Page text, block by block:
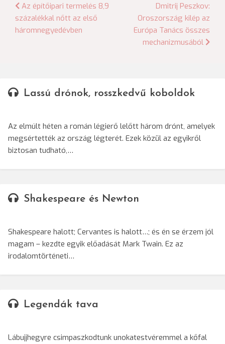
Bejegyzés
navigáció
Az építőipari termelés 8,9
százalékkal nőtt az első
háromnegyedévben
Dmitrij Peszkov:
Oroszország kilép az
Európa Tanács összes
mechanizmusából
Lassú drónok, rosszkedvű koboldok
Az elmúlt héten a román légierő lelőtt három drónt, amelyek
megsértették az ország légterét. Ezek közül az egyikről
biztosan tudható,…
Shakespeare és Newton
Shakespeare halott; Cervantes is halott…; és én se érzem jól
magam – kezdte egyik előadását Mark Twain. Ez az
irodalomtörténeti…
Legendák tava
Lábujjhegyre csimpaszkodtunk unokatestvéremmel a kőfal